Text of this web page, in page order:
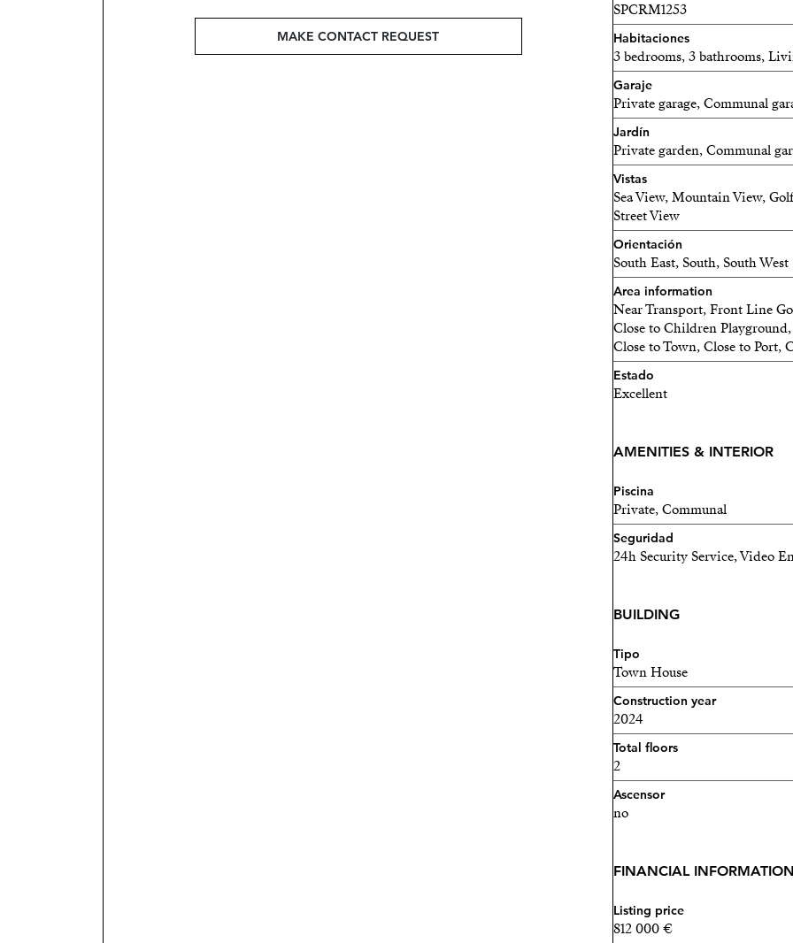
MAKE CONTACT REQUEST
SPCRM1253
Habitaciones
3 bedrooms, 3 bathrooms,
Garaje
Private garage, Communal
Jardín
Private garden, Communal
Vistas
Sea View, Mountain View,
Street View
Orientación
South East, South, South West
Area information
Near Transport, Front Line
Close to Children Playground,
Close to Town, Close to Port,
Estado
Excellent
AMENITIES & INTERIOR
Piscina
Private, Communal
Seguridad
24h Security Service, Video
BUILDING
Tipo
Town House
Construction year
2024
Total floors
2
Ascensor
no
FINANCIAL INFORMATION
Listing price
812 000 €